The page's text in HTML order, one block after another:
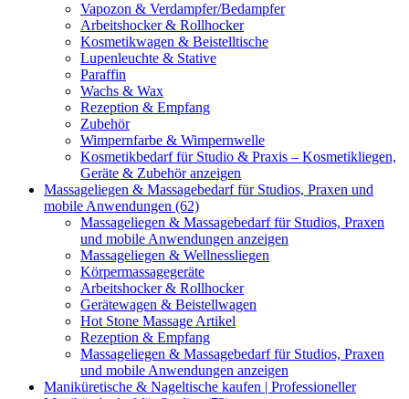
Vapozon & Verdampfer/Bedampfer
Arbeitshocker & Rollhocker
Kosmetikwagen & Beistelltische
Lupenleuchte & Stative
Paraffin
Wachs & Wax
Rezeption & Empfang
Zubehör
Wimpernfarbe & Wimpernwelle
Kosmetikbedarf für Studio & Praxis – Kosmetikliegen,
Geräte & Zubehör anzeigen
Massageliegen & Massagebedarf für Studios, Praxen und
mobile Anwendungen (62)
Massageliegen & Massagebedarf für Studios, Praxen
und mobile Anwendungen anzeigen
Massageliegen & Wellnessliegen
Körpermassagegeräte
Arbeitshocker & Rollhocker
Gerätewagen & Beistellwagen
Hot Stone Massage Artikel
Rezeption & Empfang
Massageliegen & Massagebedarf für Studios, Praxen
und mobile Anwendungen anzeigen
Maniküretische & Nageltische kaufen | Professioneller